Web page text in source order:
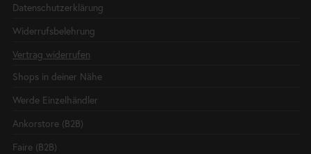
Datenschutzerklärung
Widerrufsbelehrung
Vertrag widerrufen
Shops in deiner Nähe
Werde Einzelhändler
Ankorstore (B2B)
Faire (B2B)